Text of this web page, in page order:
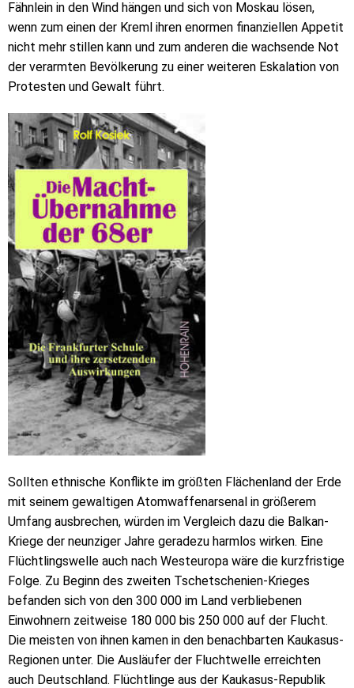
Fähnlein in den Wind hängen und sich von Moskau lösen,
wenn zum einen der Kreml ihren enormen finanziellen Appetit
nicht mehr stillen kann und zum anderen die wachsende Not
der verarmten Bevölkerung zu einer weiteren Eskalation von
Protesten und Gewalt führt.
Sollten ethnische Konflikte im größten Flächenland der Erde
mit seinem gewaltigen Atomwaffenarsenal in größerem
Umfang ausbrechen, würden im Vergleich dazu die Balkan-
Kriege der neunziger Jahre geradezu harmlos wirken. Eine
Flüchtlingswelle auch nach Westeuropa wäre die kurzfristige
Folge. Zu Beginn des zweiten Tschetschenien-Krieges
befanden sich von den 300 000 im Land verbliebenen
Einwohnern zeitweise 180 000 bis 250 000 auf der Flucht.
Die meisten von ihnen kamen in den benachbarten Kaukasus-
Regionen unter. Die Ausläufer der Fluchtwelle erreichten
auch Deutschland. Flüchtlinge aus der Kaukasus-Republik